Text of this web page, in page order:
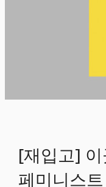
[재입고] 이
페미니스트